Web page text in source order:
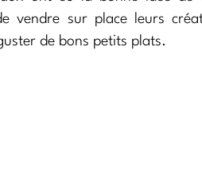
vendre sur place leurs
de bons petits plats.